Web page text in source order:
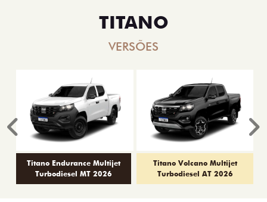
TITANO
VERSÕES
Titano Endurance Multijet
Turbodiesel MT 2026
Titano Volcano Multijet
Turbodiesel AT 2026
Anterior